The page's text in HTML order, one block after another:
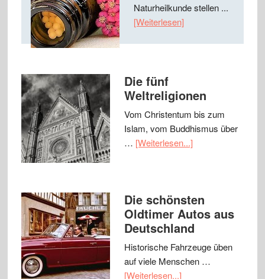
Naturheilkunde stellen ...
[Weiterlesen]
Die fünf
Weltreligionen
Vom Christentum bis zum
Islam, vom Buddhismus über
… [Weiterlesen...]
Die schönsten
Oldtimer Autos aus
Deutschland
Historische Fahrzeuge üben
auf viele Menschen …
[Weiterlesen...]